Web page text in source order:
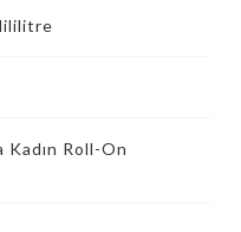
Roll-On